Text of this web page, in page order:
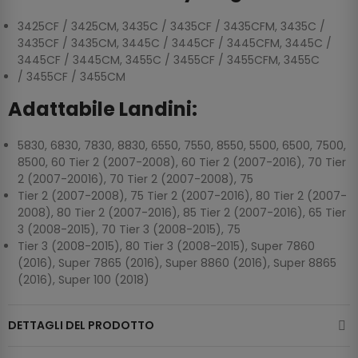
3425CF / 3425CM, 3435C / 3435CF / 3435CFM, 3435C /
3435CF / 3435CM, 3445C / 3445CF / 3445CFM, 3445C /
3445CF / 3445CM, 3455C / 3455CF / 3455CFM, 3455C
/ 3455CF / 3455CM
Adattabile Landini:
5830, 6830, 7830, 8830, 6550, 7550, 8550, 5500, 6500, 7500,
8500, 60 Tier 2 (2007-2008), 60 Tier 2 (2007-2016), 70 Tier
2 (2007-20016), 70 Tier 2 (2007-2008), 75
Tier 2 (2007-2008), 75 Tier 2 (2007-2016), 80 Tier 2 (2007-
2008), 80 Tier 2 (2007-2016), 85 Tier 2 (2007-2016), 65 Tier
3 (2008-2015), 70 Tier 3 (2008-2015), 75
Tier 3 (2008-2015), 80 Tier 3 (2008-2015), Super 7860
(2016), Super 7865 (2016), Super 8860 (2016), Super 8865
(2016), Super 100 (2018)
DETTAGLI DEL PRODOTTO